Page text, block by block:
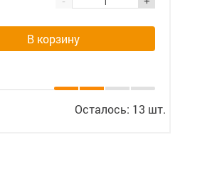
В корзину
Осталось: 13 шт.